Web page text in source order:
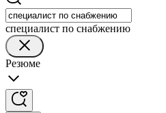
специалист по снабжению
Резюме